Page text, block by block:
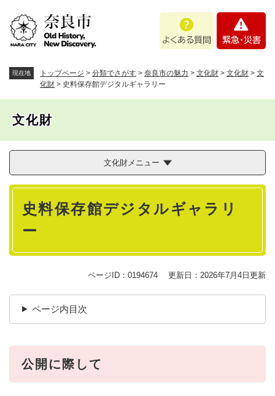
あ
問
・
現在地 トップページ > 分類でさがす > 奈良市の魅力 > 文化財 > 文化財 > 文
化財 > 史料保存館デジタルギャラリー
文化財
文化財メニュー
本
史料保存館デジタルギャラリ
ー
ページID：0194674 更新日：2026年7月4日更新
ページ内目次
公開に際して